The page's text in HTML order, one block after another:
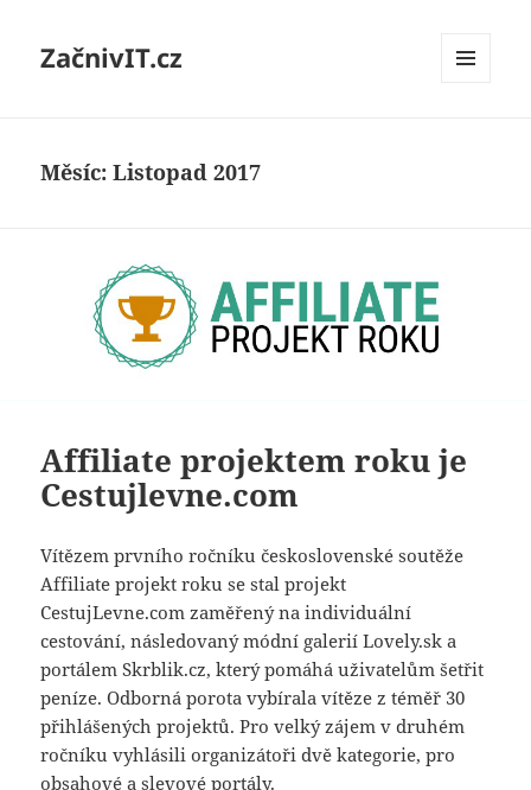
ZačnivIT.cz
Měsíc:Listopad 2017
Affiliate projektem roku je
Cestujlevne.com
Vítězem prvního ročníku československé soutěže
Affiliate projekt roku se stal projekt
CestujLevne.com zaměřený na individuální
cestování, následovaný módní galerií Lovely.sk a
portálem Skrblik.cz, který pomáhá uživatelům šetřit
peníze. Odborná porota vybírala vítěze z téměř 30
přihlášených projektů. Pro velký zájem v druhém
ročníku vyhlásili organizátoři dvě kategorie, pro
obsahové a slevové portály.